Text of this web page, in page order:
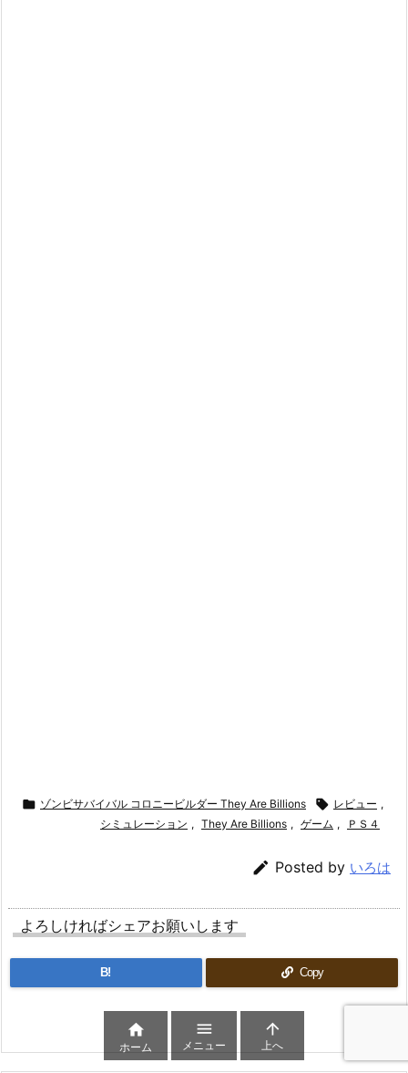
 ゾンビサバイバル コロニービルダー They Are Billions  レビュー ,
シミュレーション , They Are Billions , ゲーム , ＰＳ４
 Posted by いろは
よろしければシェアお願いします
B! Copy

ホーム

メニュー

上へ